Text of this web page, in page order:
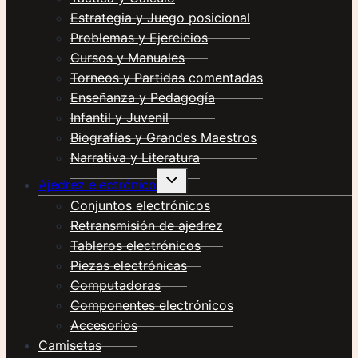
Estrategia y Juego posicional
Problemas y Ejercicios
Cursos y Manuales
Torneos y Partidas comentadas
Enseñanza y Pedagogía
Infantil y Juvenil
Biografías y Grandes Maestros
Narrativa y Literatura
Ajedrez electrónico
Alternar
hijo
Conjuntos electrónicos
Retransmisión de ajedrez
Tableros electrónicos
Piezas electrónicas
Computadoras
Componentes electrónicos
Accesorios
Camisetas